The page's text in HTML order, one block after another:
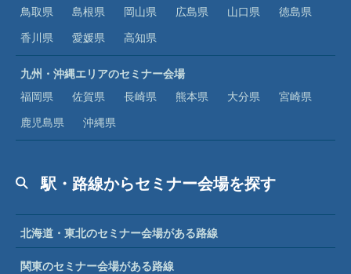
鳥取県
島根県 岡山県 広島県 山口県
徳島県
香川県
愛媛県 高知県
九州・沖縄エリアのセミナー会場
福岡県
佐賀県 長崎県 熊本県 大分県
宮崎県
鹿児島県
沖縄県
駅・路線からセミナー会場を探す
北海道・東北のセミナー会場がある路線
関東のセミナー会場がある路線